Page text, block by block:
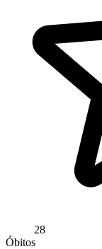
28
Óbitos